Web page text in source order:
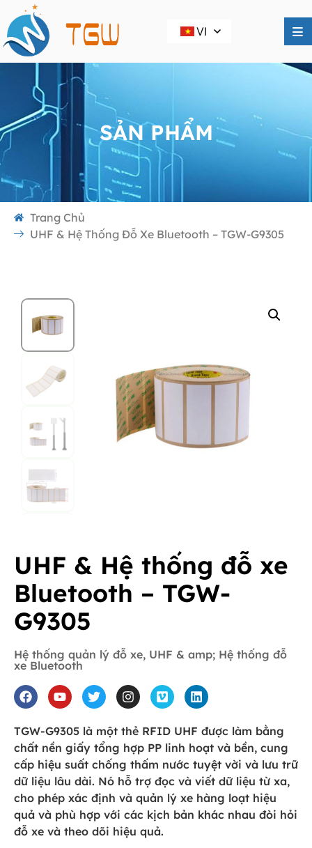
VI
SẢN PHẨM
Trang Chủ
UHF & Hệ Thống Đỗ Xe Bluetooth – TGW-G9305
UHF & Hệ thống đỗ xe
Bluetooth – TGW-
G9305
Hệ thống quản lý đỗ xe, UHF & amp; Hệ thống đỗ
xe Bluetooth
TGW-G9305 là một thẻ RFID UHF được làm bằng
chất nền giấy tổng hợp PP linh hoạt và bền, cung
cấp hiệu suất chống thấm nước tuyệt vời và lưu trữ
dữ liệu lâu dài. Nó hỗ trợ đọc và viết dữ liệu từ xa,
cho phép xác định và quản lý xe hàng loạt hiệu
quả và phù hợp với các kịch bản khác nhau đòi hỏi
đỗ xe và theo dõi hiệu quả.